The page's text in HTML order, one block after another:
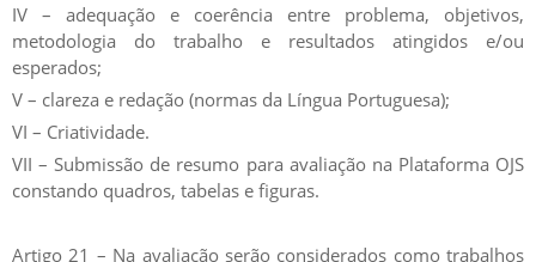
IV – adequação e coerência entre problema, objetivos,
metodologia do trabalho e resultados atingidos e/ou
esperados;
V – clareza e redação (normas da Língua Portuguesa);
VI – Criatividade.
VII – Submissão de resumo para avaliação na Plataforma OJS
constando quadros, tabelas e figuras.
Artigo 21 – Na avaliação serão considerados como trabalhos